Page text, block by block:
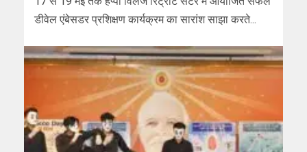
डीवेल एंबेसडर प्रशिक्षण कार्यक्रम का सारांश साझा करते...